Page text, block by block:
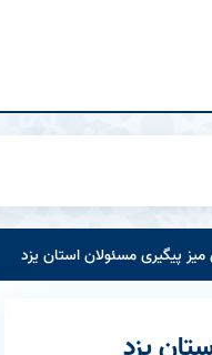
پیگیری مسئولان استان یزد